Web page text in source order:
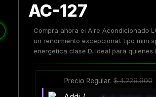
AC-127
Compra ahora el Aire Acondicionado
un rendimiento excepcional. tipo mini
energética clase D. Ideal para
Precio Regular:$4.229.900